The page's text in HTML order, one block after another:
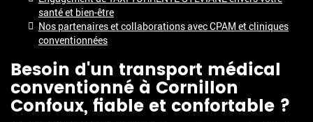
santé et bien-être
Nos partenaires et collaborations avec CPAM et cliniques
conventionnées
Besoin d'un transport médical
conventionné à Cornillon
Confoux, fiable et confortable ?